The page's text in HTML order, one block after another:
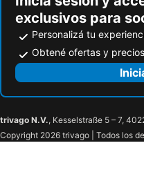
exclusivos para
Personalizá tu
Obtené ofertas y
trivago N.V., Kesselstraße 5 – 7,
Copyright 2026 trivago | Todos los